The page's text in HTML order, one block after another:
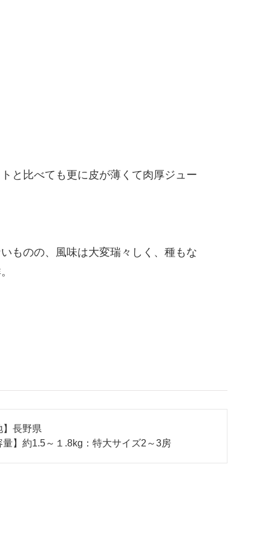
と比べても更に皮が薄くて肉厚ジュー
ものの、風味は大変瑞々しく、種もな
】長野県
量】約1.5～１.8kg：特大サイズ2～3房